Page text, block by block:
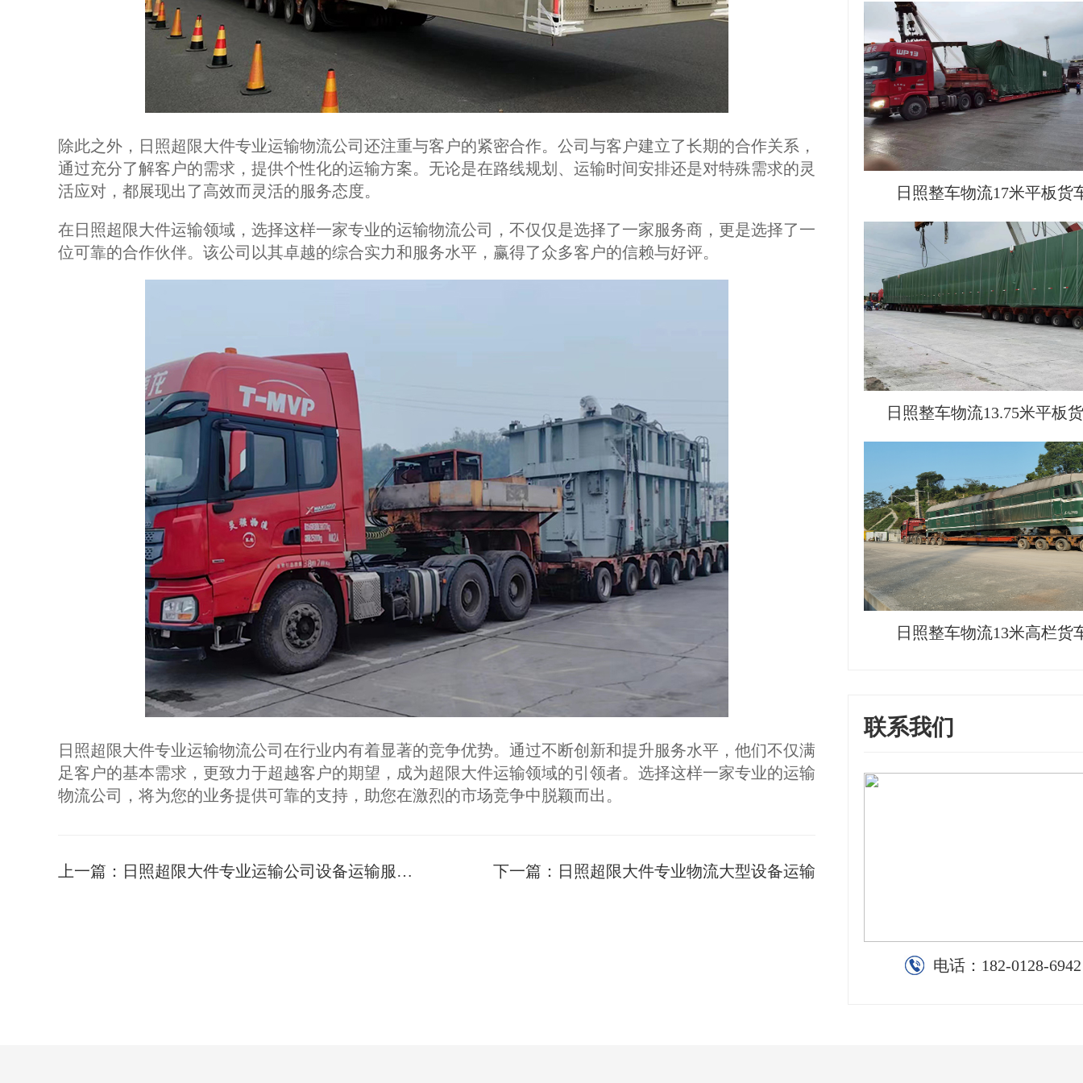
除此之外，日照超限大件专业运输物流公司还注重与客户的紧密合作。公司与客户建立了长期的合作关系，
通过充分了解客户的需求，提供个性化的运输方案。无论是在路线规划、运输时间安排还是对特殊需求的灵
活应对，都展现出了高效而灵活的服务态度。
在日照超限大件运输领域，选择这样一家专业的运输物流公司，不仅仅是选择了一家服务商，更是选择了一
位可靠的合作伙伴。该公司以其卓越的综合实力和服务水平，赢得了众多客户的信赖与好评。
日照超限大件专业运输物流公司在行业内有着显著的竞争优势。通过不断创新和提升服务水平，他们不仅满
足客户的基本需求，更致力于超越客户的期望，成为超限大件运输领域的引领者。选择这样一家专业的运输
物流公司，将为您的业务提供可靠的支持，助您在激烈的市场竞争中脱颖而出。
上一篇： 日照超限大件专业运输公司设备运输服务解析 下一篇： 日照超限大件专业物流大型设备运输
日照整车物流17米平板货
日照整车物流13.75米平板
日照整车物流13米高栏货
联系我们
电话： 182-0128-6942